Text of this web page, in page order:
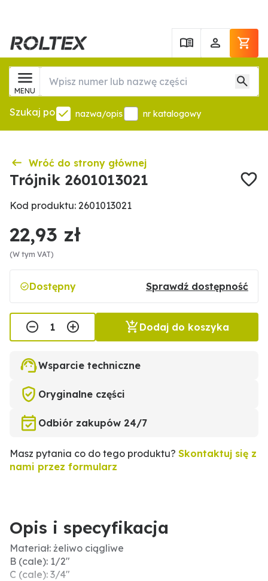
MENU
Szukaj po nazwa/opis nr katalogowy
Wróć do strony głównej
Trójnik 2601013021
Kod produktu: 2601013021
22,93 zł
(W tym VAT)
Dostępny Sprawdź dostępność
Dodaj do koszyka
Wsparcie techniczne
Oryginalne części
Odbiór zakupów 24/7
Masz pytania co do tego produktu? Skontaktuj się z
nami przez formularz
Opis i specyfikacja
Materiał: żeliwo ciągliwe
B (cale): 1/2″
C (cale): 3/4"